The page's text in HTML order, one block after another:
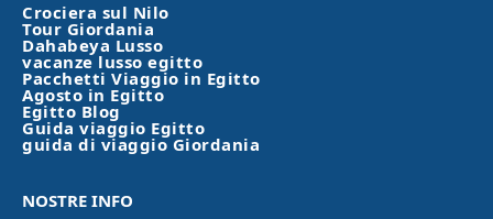
Crociera sul Nilo
Tour Giordania
Dahabeya Lusso
vacanze lusso egitto
Pacchetti Viaggio in Egitto
Agosto in Egitto
Egitto Blog
Guida viaggio Egitto
guida di viaggio Giordania
NOSTRE INFO